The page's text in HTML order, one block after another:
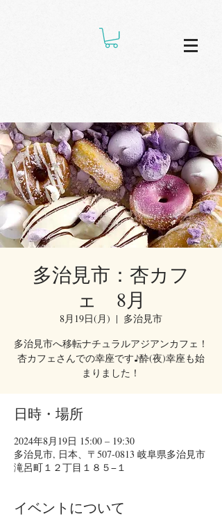
多治見市：杏カフ
ェ 8月
8月19日(月)
  |
多治見市
多治見市へ移転ナチュラルアジアンカフェ！
杏カフェさんでの幸座です♪酔(夜)幸座も始
まりました！
日時・場所
2024年8月19日 15:00 – 19:30
多治見市, 日本、〒507-0813 岐阜県多治見市
滝呂町１２丁目１８５−１
イベントについて